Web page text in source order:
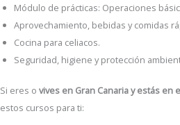
Módulo de prácticas: Operaciones
Aprovechamiento, bebidas y comidas
Cocina para celiacos.
Seguridad, higiene y protección
Si eres o vives en Gran Canaria y estás en
estos cursos para ti: